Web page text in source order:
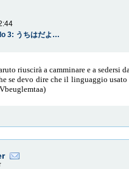
3: うちはだよ…
riuscirà a camminare e a
se devo dire che il linguaggio